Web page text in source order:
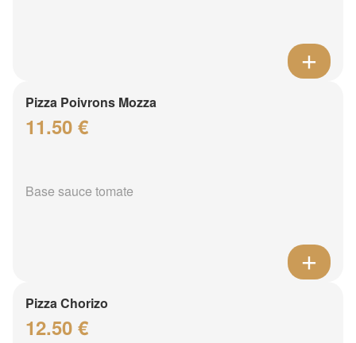
Pizza Poivrons Mozza
11.50 €
Base sauce tomate
Pizza Chorizo
12.50 €